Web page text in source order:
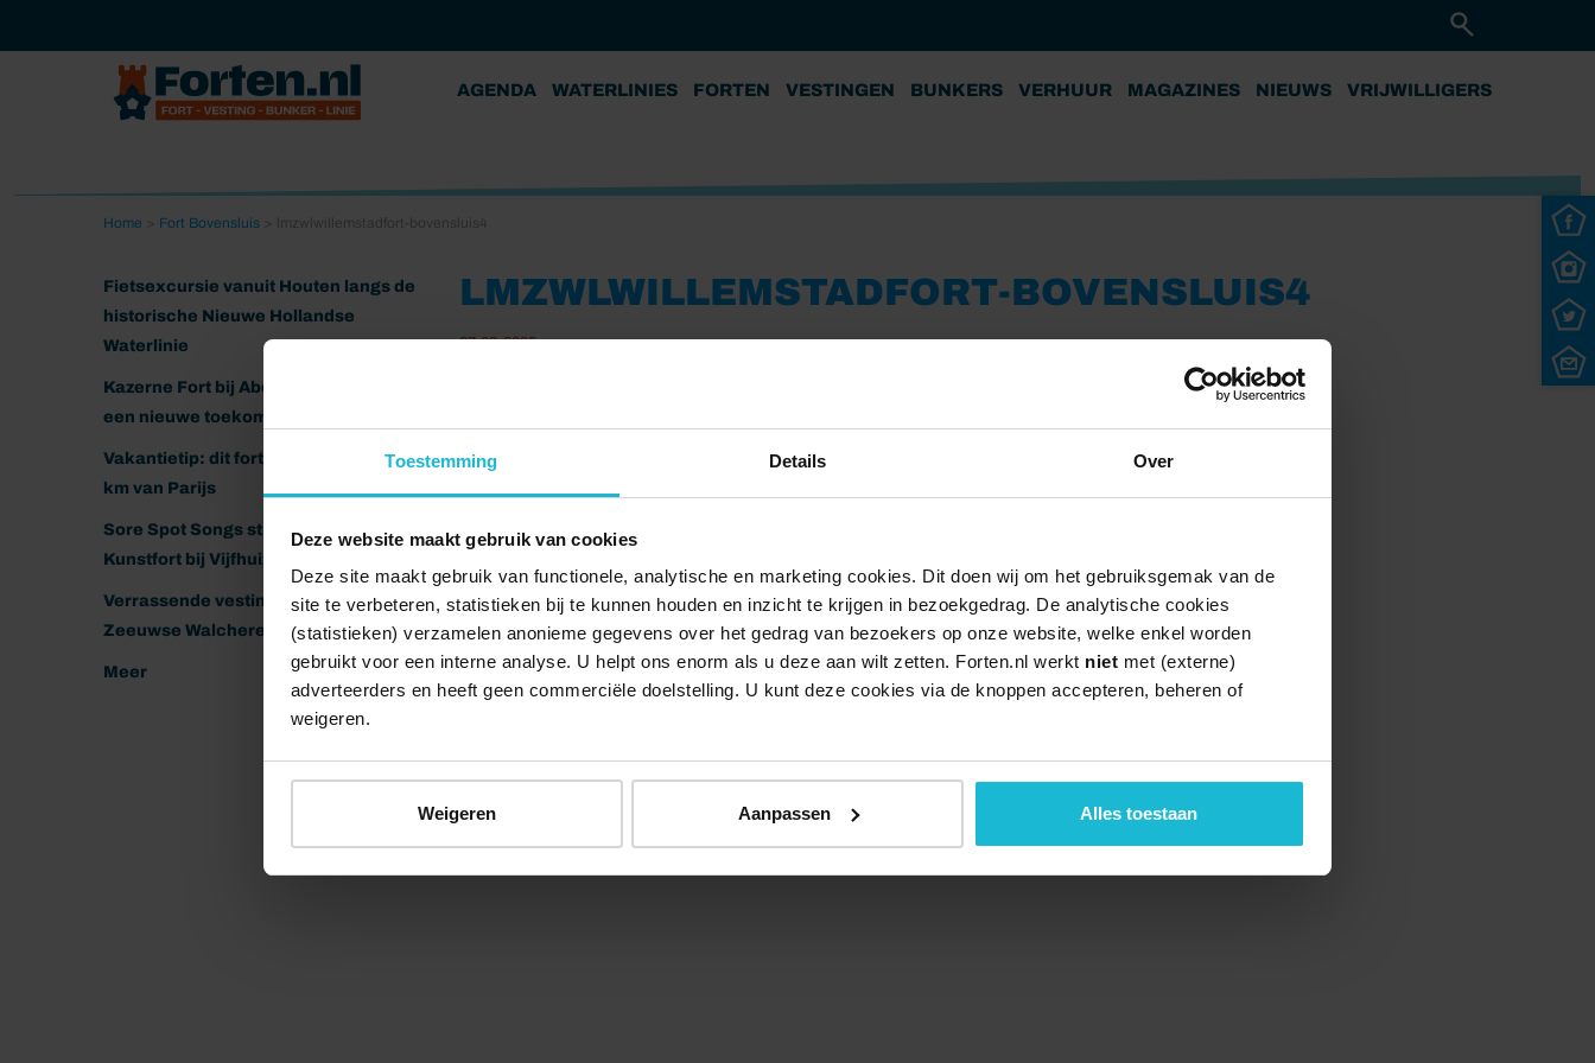
Toestemming Details Over
Deze website maakt gebruik van cookies
Deze site maakt gebruik van functionele, analytische en marketing cookies. Dit doen wij om het gebruiksgemak van de
site te verbeteren, statistieken bij te kunnen houden en inzicht te krijgen in bezoekgedrag. De analytische cookies
(statistieken) verzamelen anonieme gegevens over het gedrag van bezoekers op onze website, welke enkel worden
gebruikt voor een interne analyse. U helpt ons enorm als u deze aan wilt zetten. Forten.nl werkt niet met (externe)
adverteerders en heeft geen commerciële doelstelling. U kunt deze cookies via de knoppen accepteren, beheren of
weigeren.
Weigeren Aanpassen Alles toestaan
AGENDA WATERLINIES FORTEN VESTINGEN BUNKERS VERHUUR MAGAZINES NIEUWS VRIJWILLIGERS
Home Fort Bovensluis
Fietsexcursie vanuit Houten langs de
historische Nieuwe Hollandse
Waterlinie
Kazerne Fort bij Abcoude klaar voor
een nieuwe toekomst
Vakantietip: dit fort ligt nog geen 20
km van Parijs
Sore Spot Songs strijkt neer op het
Kunstfort bij Vijfhuizen
Verrassende vestingen van het
Zeeuwse Walcheren
Meer
LMZWLWILLEMSTADFORT-BOVENSLUIS4
27-02-2025
© 2026 Stichting Forten Nederland Over ons Doneer nu Disclaimer Contact Forten.nl wordt ondersteund door de